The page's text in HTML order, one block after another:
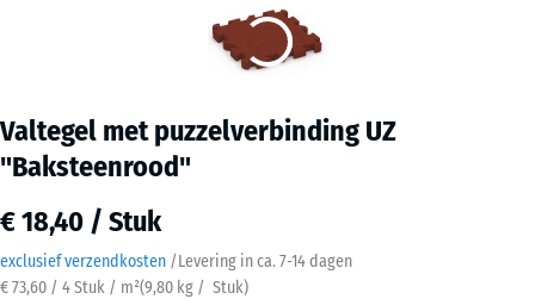
Valtegel met puzzelverbinding UZ
"Baksteenrood"
€ 18,40 / Stuk
exclusief verzendkosten /Levering in ca. 7-14 dagen
€ 73,60 / 4 Stuk / m²(9,80 kg / Stuk)